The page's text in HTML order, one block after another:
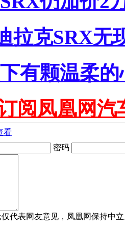
拉克SRX无
有颗温柔
阅凤凰网汽
看
密码
仅代表网友意见，凤凰网保持中